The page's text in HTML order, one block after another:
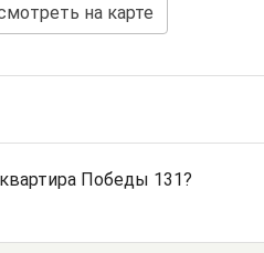
на карте
Победы 131?